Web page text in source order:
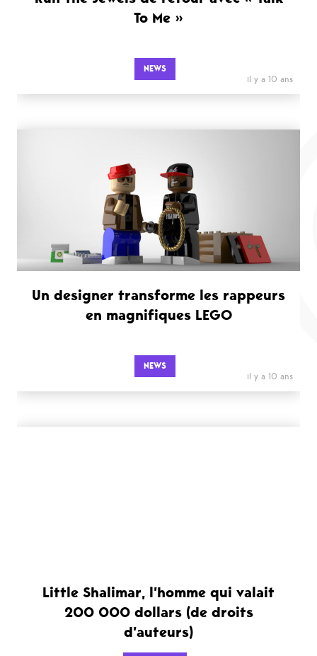
To Me »
NEWS
il y a 10 ans
Un designer transforme les rappeurs
en magnifiques LEGO
NEWS
il y a 10 ans
Little Shalimar, l’homme qui valait
200 000 dollars (de droits
d’auteurs)